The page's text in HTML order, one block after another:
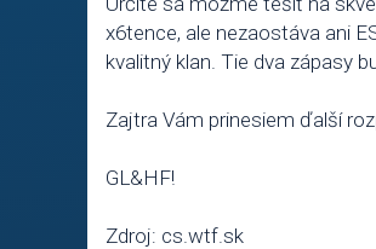
x6tence, ale nezaostáva ani
kvalitný klan. Tie dva zápasy
Zajtra Vám prinesiem ďalší
GL&HF!
Zdroj: cs.wtf.sk